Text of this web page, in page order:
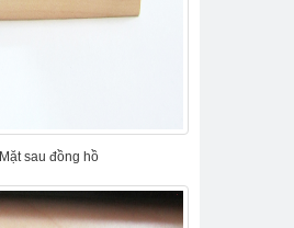
Mặt sau đồng hồ